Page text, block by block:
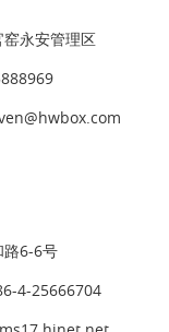
永安管理区
6-6号
4-25666704